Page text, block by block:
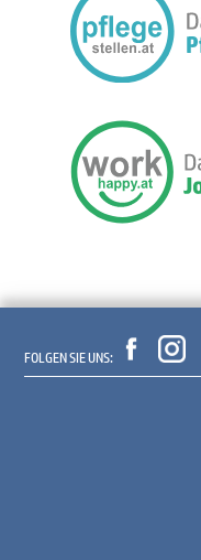
FOLGEN SIE UNS: